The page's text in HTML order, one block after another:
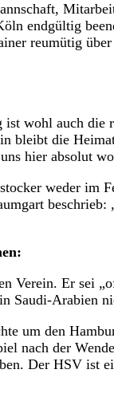
endgültig
reumütig
ist wohl auch
bleibt die
hier absolut
weder im
Verein. Er sei
Saudi-Arabien
um den
nach der
Der HSV ist